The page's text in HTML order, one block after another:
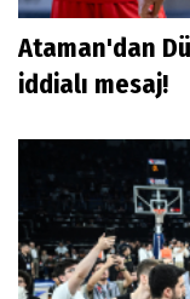
Ataman'dan
iddialı mesaj!